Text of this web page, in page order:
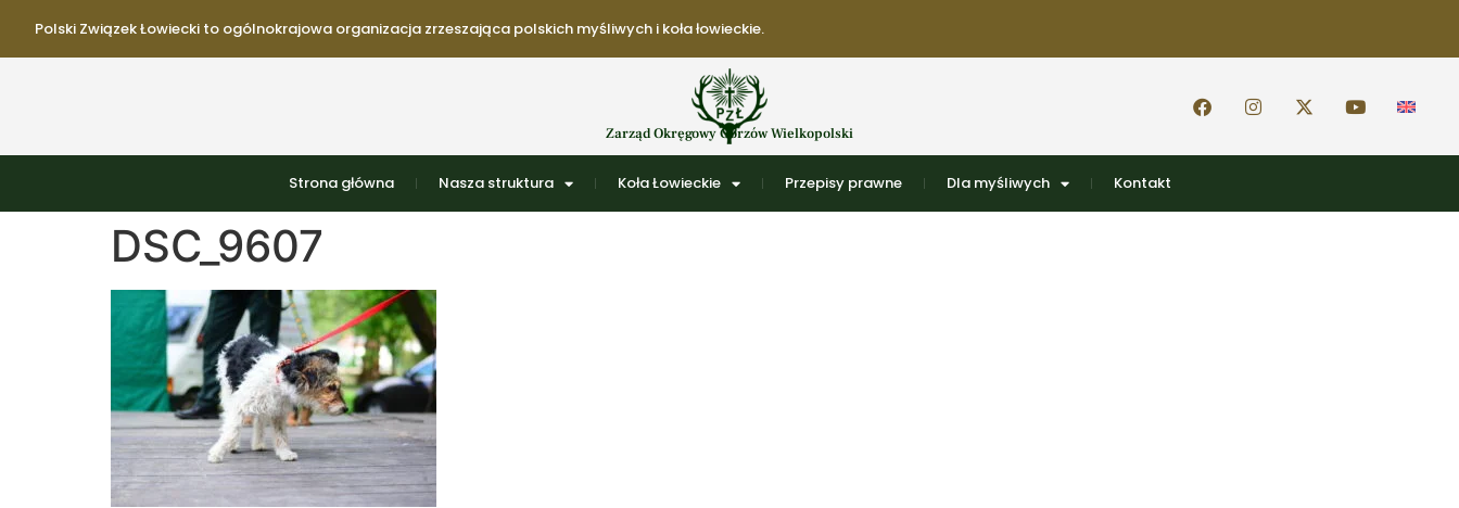
Polski Związek Łowiecki to ogólnokrajowa organizacja zrzeszająca polskich myśliwych i koła łowieckie.
Zarząd Okręgowy Gorzów Wielkopolski
Strona główna Nasza struktura Koła Łowieckie Przepisy prawne Dla myśliwych Kontakt
DSC_9607